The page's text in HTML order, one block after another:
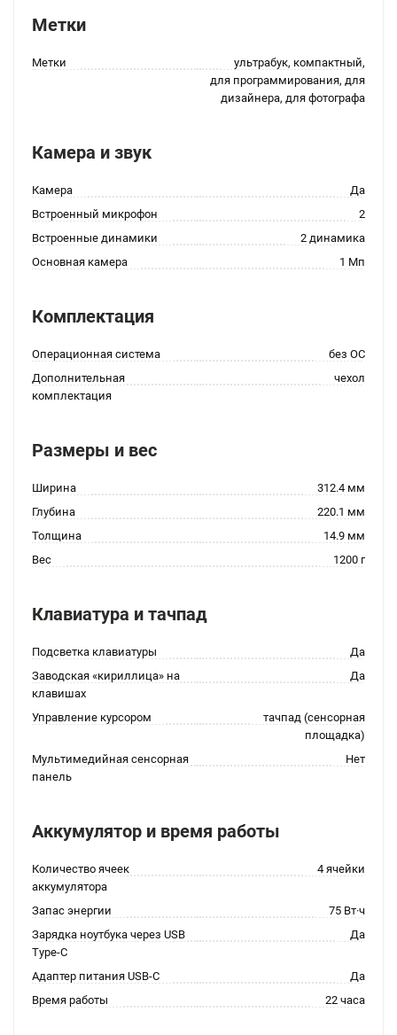
Метки
Метки
ультрабук, компактный,
для программирования, для
дизайнера, для фотографа
Камера и звук
Камера
Да
Встроенный микрофон
2
Встроенные динамики
2 динамика
Основная камера
1 Мп
Комплектация
Операционная система
без ОС
Дополнительная
комплектация
чехол
Размеры и вес
Ширина
312.4 мм
Глубина
220.1 мм
Толщина
14.9 мм
Вес
1200 г
Клавиатура и тачпад
Подсветка клавиатуры
Да
Заводская «кириллица» на
клавишах
Да
Управление курсором
тачпад (сенсорная
площадка)
Мультимедийная сенсорная
панель
Нет
Аккумулятор и время работы
Количество ячеек
аккумулятора
4 ячейки
Запас энергии
75 Вт·ч
Зарядка ноутбука через USB
Type-C
Да
Адаптер питания USB-C
Да
Время работы
22 часа